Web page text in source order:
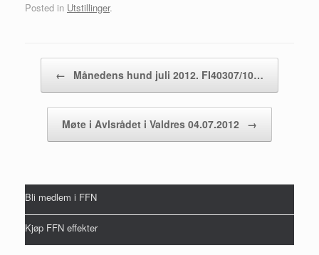
Posted in Utstillinger.
← Månedens hund juli 2012. FI40307/10…
Møte i Avlsrådet i Valdres 04.07.2012 →
Bli medlem i FFN
Kjøp FFN effekter